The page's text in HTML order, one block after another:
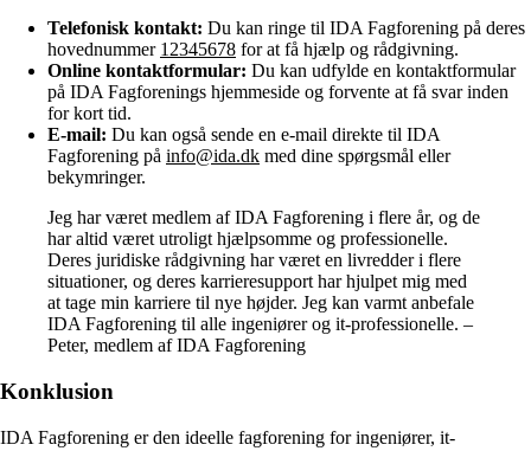
Telefonisk kontakt: Du kan ringe til IDA Fagforening på deres
hovednummer 12345678 for at få hjælp og rådgivning.
Online kontaktformular: Du kan udfylde en kontaktformular
på IDA Fagforenings hjemmeside og forvente at få svar inden
for kort tid.
E-mail: Du kan også sende en e-mail direkte til IDA
Fagforening på info@ida.dk med dine spørgsmål eller
bekymringer.
Jeg har været medlem af IDA Fagforening i flere år, og de
har altid været utroligt hjælpsomme og professionelle.
Deres juridiske rådgivning har været en livredder i flere
situationer, og deres karrieresupport har hjulpet mig med
at tage min karriere til nye højder. Jeg kan varmt anbefale
IDA Fagforening til alle ingeniører og it-professionelle. –
Peter, medlem af IDA Fagforening
Konklusion
IDA Fagforening er den ideelle fagforening for ingeniører, it-